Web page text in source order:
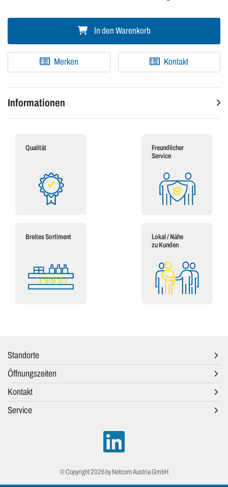
In den Warenkorb
Merken Kontakt
Informationen
Qualität
Freundlicher
Service
Breites Sortiment
Lokal / Nähe
zu Kunden
Standorte
Öffnungszeiten
Kontakt
Service
© Copyright 2026 by Netcom Austria GmbH